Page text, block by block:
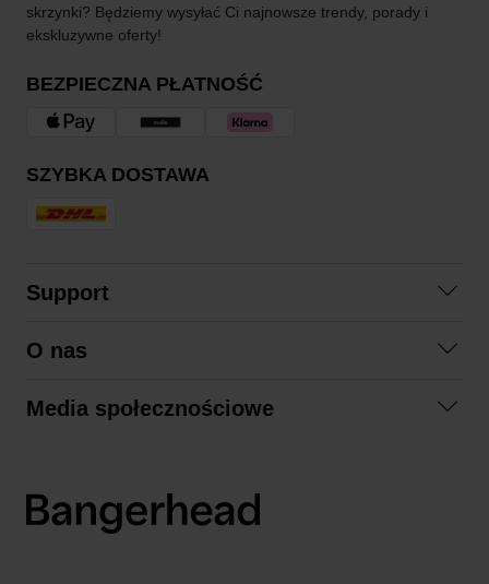
skrzynki? Będziemy wysyłać Ci najnowsze trendy, porady i
ekskluzywne oferty!
BEZPIECZNA PŁATNOŚĆ
SZYBKA DOSTAWA
Support
Regulamin zakupów
O nas
Zrównoważony rozwój
Media społecznościowe
LinkedIn